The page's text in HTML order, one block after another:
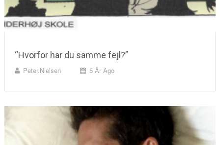
“Hvorfor har du samme fejl?”
Peter.nielsen 5 År Ago